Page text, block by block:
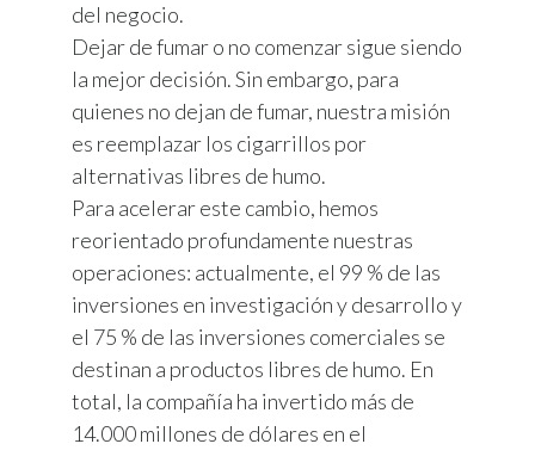
del negocio.​
Dejar de fumar o no comenzar sigue siendo
la mejor decisión. Sin embargo, para
quienes no dejan de fumar, nuestra misión
es reemplazar los cigarrillos por
alternativas libres de humo.​
Para acelerar este cambio, hemos
reorientado profundamente nuestras
operaciones: actualmente, el 99 % de las
inversiones en investigación y desarrollo y
el 75 % de las inversiones comerciales se
destinan a productos libres de humo. En
total, la compañía ha invertido más de
14.000 millones de dólares en el